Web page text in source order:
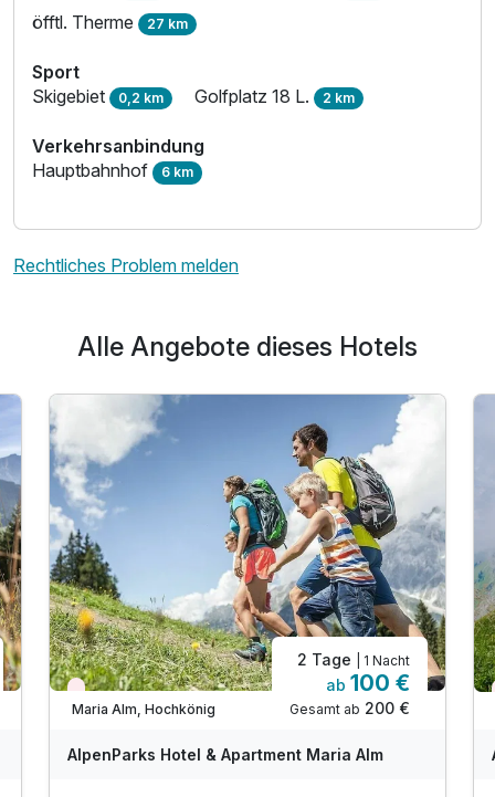
öfftl. Therme 27 km
Sport
Skigebiet 0,2 km Golfplatz 18 L. 2 km
Verkehrsanbindung
Hauptbahnhof 6 km
Rechtliches Problem melden
Alle Angebote dieses Hotels
Nur noch Restplätze
Maria Alm, Hochkönig
2 Tage | 1 Nacht
ab 100 €
Gesamt ab 200 €
AlpenParks Hotel & Apartment Maria Alm